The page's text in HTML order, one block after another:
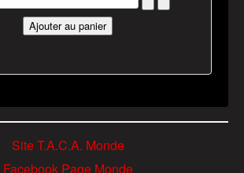
Site T.A.C.A. Monde
Facebook Page Monde